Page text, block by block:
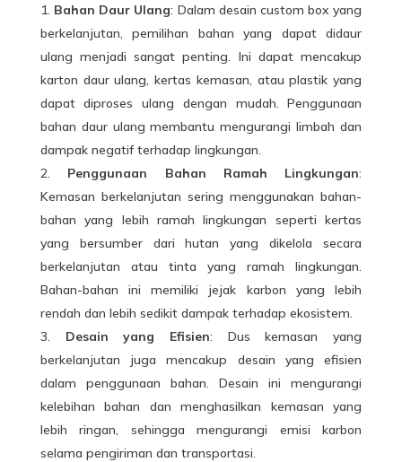
Bahan Daur Ulang: Dalam desain custom box yang
berkelanjutan, pemilihan bahan yang dapat didaur
ulang menjadi sangat penting. Ini dapat mencakup
karton daur ulang, kertas kemasan, atau plastik yang
dapat diproses ulang dengan mudah. Penggunaan
bahan daur ulang membantu mengurangi limbah dan
dampak negatif terhadap lingkungan.
Penggunaan Bahan Ramah Lingkungan:
Kemasan berkelanjutan sering menggunakan bahan-
bahan yang lebih ramah lingkungan seperti kertas
yang bersumber dari hutan yang dikelola secara
berkelanjutan atau tinta yang ramah lingkungan.
Bahan-bahan ini memiliki jejak karbon yang lebih
rendah dan lebih sedikit dampak terhadap ekosistem.
Desain yang Efisien: Dus kemasan yang
berkelanjutan juga mencakup desain yang efisien
dalam penggunaan bahan. Desain ini mengurangi
kelebihan bahan dan menghasilkan kemasan yang
lebih ringan, sehingga mengurangi emisi karbon
selama pengiriman dan transportasi.